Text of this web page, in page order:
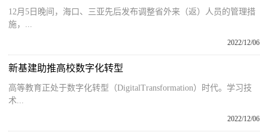
12月5日晚间，海口、三亚先后发布调整省外来（返）人员的管理措
施，...
2022/12/06
新基建助推高校数字化转型
高等教育正处于数字化转型（DigitalTransformation）时代。学习技
术...
2022/12/06